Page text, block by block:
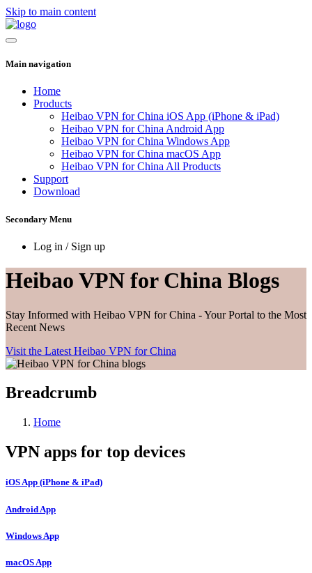
Skip to main content
Main navigation
Home
Products
Heibao VPN for China iOS App (iPhone & iPad)
Heibao VPN for China Android App
Heibao VPN for China Windows App
Heibao VPN for China macOS App
Heibao VPN for China All Products
Support
Download
Secondary Menu
Log in / Sign up
Heibao VPN for China Blogs
Stay Informed with Heibao VPN for China - Your Portal to the Most
Recent News
Visit the Latest Heibao VPN for China
Breadcrumb
Home
VPN apps for top devices
iOS App (iPhone & iPad)
Android App
Windows App
macOS App